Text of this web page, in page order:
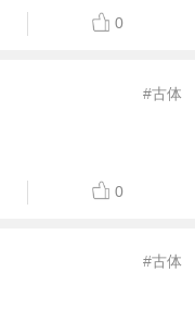
0
#古体
0
#古体